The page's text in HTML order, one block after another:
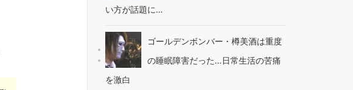
い方が話題に…
ゴールデンボンバー・樽美酒は重度
の睡眠障害だった…日常生活の苦痛
を激白